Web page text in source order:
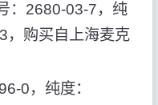
：2680-03-7，纯
，购买自上海麦克
0，纯度：